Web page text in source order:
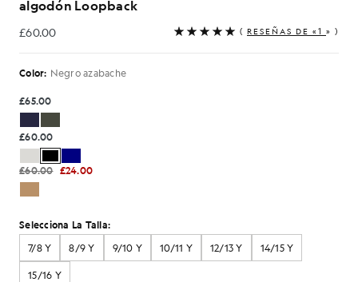
algodón Loopback
£60.00
£60.00 ( RESEÑAS DE «1 » )
Color: Negro azabache
£65.00
£60.00
£60.00 £24.00
Selecciona La Talla:
7/8 Y
8/9 Y 9/10 Y 10/11 Y 12/13 Y 14/15 Y
15/16 Y